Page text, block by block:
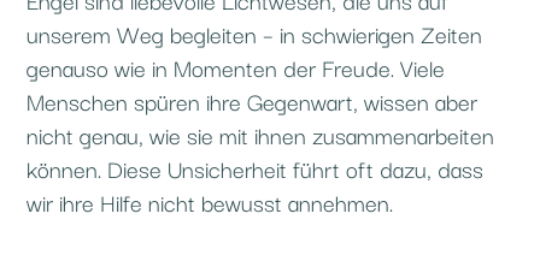
unserem Weg begleiten – in schwierigen Zeiten
genauso wie in Momenten der Freude. Viele
Menschen spüren ihre Gegenwart, wissen aber
nicht genau, wie sie mit ihnen zusammenarbeiten
können. Diese Unsicherheit führt oft dazu, dass
wir ihre Hilfe nicht bewusst annehmen.